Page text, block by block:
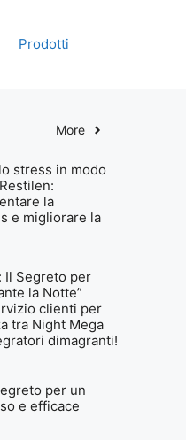
Prodotti
More
stress in modo
la
e migliorare la
Il Segreto per
la Notte”
clienti per
tra Night Mega
dimagranti!
per un
e efficace